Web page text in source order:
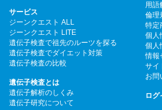
サービス
ジーンクエスト ALL
ジーンクエスト LITE
遺伝子検査で祖先のルーツを探る
遺伝子検査でダイエット対策
遺伝子検査の比較
遺伝子検査とは
遺伝子解析のしくみ
遺伝子研究について
用語
倫理
特定
個人
個人
情報
サイ
お問
ログ